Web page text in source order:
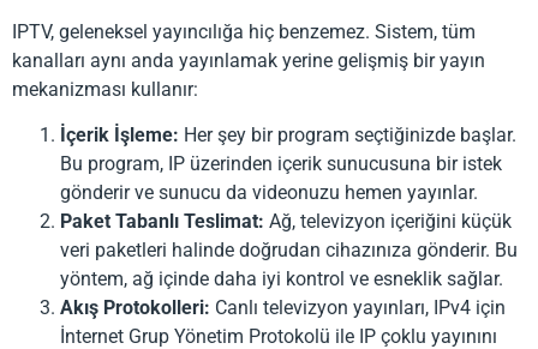
IPTV, geleneksel yayıncılığa hiç benzemez. Sistem, tüm
kanalları aynı anda yayınlamak yerine gelişmiş bir yayın
mekanizması kullanır:
İçerik İşleme: Her şey bir program seçtiğinizde başlar.
Bu program, IP üzerinden içerik sunucusuna bir istek
gönderir ve sunucu da videonuzu hemen yayınlar.
Paket Tabanlı Teslimat: Ağ, televizyon içeriğini küçük
veri paketleri halinde doğrudan cihazınıza gönderir. Bu
yöntem, ağ içinde daha iyi kontrol ve esneklik sağlar.
Akış Protokolleri: Canlı televizyon yayınları, IPv4 için
İnternet Grup Yönetim Protokolü ile IP çoklu yayınını